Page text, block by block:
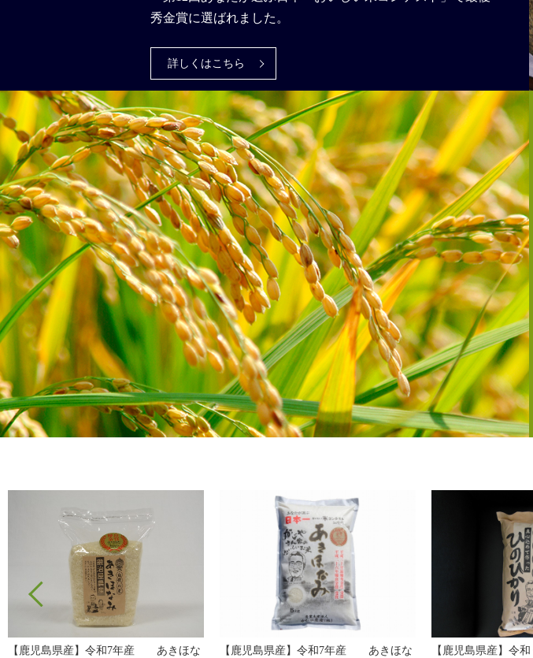
秀金賞に選ばれました。
詳しくはこちら
【鹿児島県産】令和7年産 あきほな
【鹿児島県産】令和６年産 ひのひか
【鹿児島県産】令